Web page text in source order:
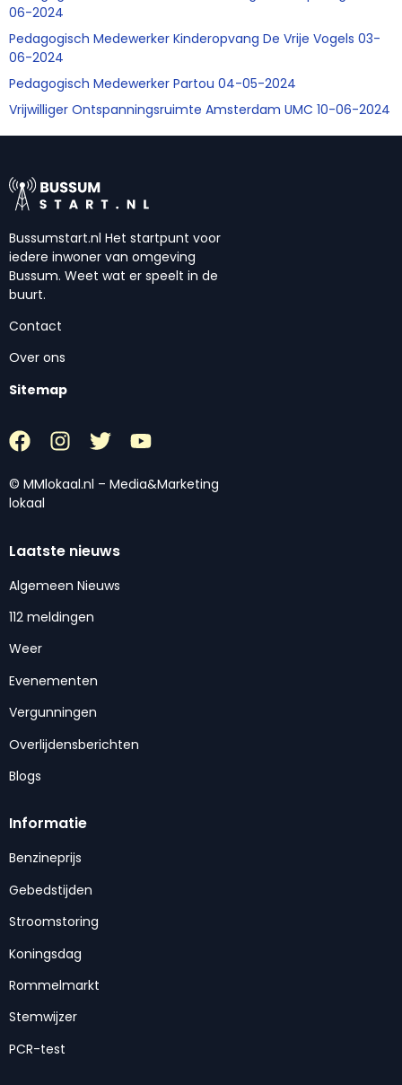
06-2024
Pedagogisch Medewerker Kinderopvang De Vrije Vogels 03-
06-2024
Pedagogisch Medewerker Partou 04-05-2024
Vrijwilliger Ontspanningsruimte Amsterdam UMC 10-06-2024
Bussumstart.nl Het startpunt voor
iedere inwoner van omgeving
Bussum. Weet wat er speelt in de
buurt.
Contact
Over ons
Sitemap
© MMlokaal.nl – Media&Marketing
lokaal
Laatste nieuws
Algemeen Nieuws
112 meldingen
Weer
Evenementen
Vergunningen
Overlijdensberichten
Blogs
Informatie
Benzineprijs
Gebedstijden
Stroomstoring
Koningsdag
Rommelmarkt
Stemwijzer
PCR-test